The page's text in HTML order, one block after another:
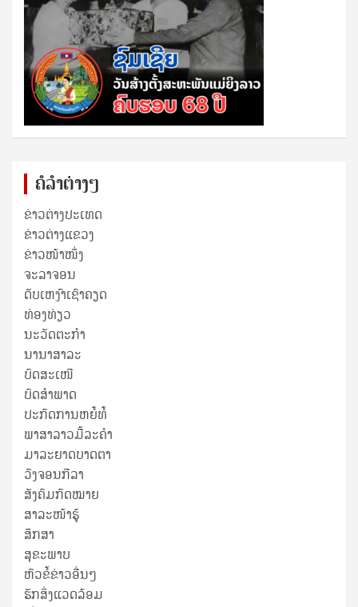
ຄໍລຳຕ່າງໆ
ຂ່າວຕ່າງປະເທດ
ຂ່າວ​ຕ່າງ​ແຂວງ
ຂ່າວໜ້າໜຶ່ງ
ຈະລາຈອນ
ດັບເຫງົາເຊົາຄຽດ
ທ່ອງທ່ຽວ
ນະວັດຕະກໍາ
ນານາສາລະ
ບົດສະເໜີ
ບົດສໍາພາດ
ປະກົດການຫຍໍ້ທໍ້
ພາສາລາວມື້ລະຄຳ
ມາລະຍາດບາດຕາ
ວົງຈອນກີລາ
ສັງຄົມກົດໝາຍ
ສາລະໜ້າຮູ້
ສຶກສາ
ສຸ​ຂະ​ພາບ
ຫົວຂໍ້ຂ່າວອື່ນໆ
ຮັກສິ່ງແວດລ້ອມ